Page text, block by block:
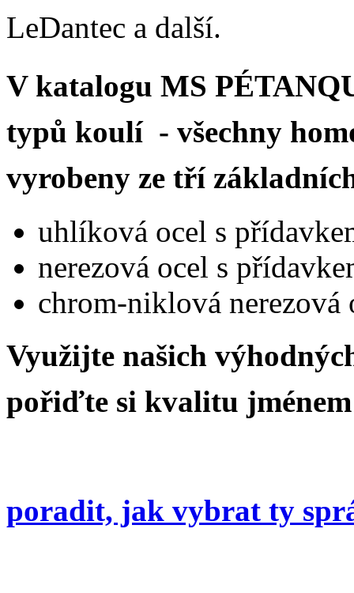
LeDantec a další.
V katalogu MS
typů koulí - všechny
vyrobeny ze tří
uhlíková ocel s
nerezová ocel s
chrom-niklová nerezová
Využijte našich
pořiďte si kvalitu
poradit, jak vybrat ty